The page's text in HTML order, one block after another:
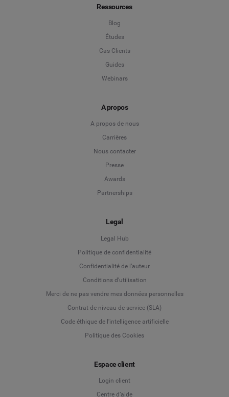
Ressources
Blog
Études
Cas Clients
Guides
Webinars
A propos
A propos de nous
Carrières
Nous contacter
Presse
Awards
Partnerships
Legal
Legal Hub
Politique de confidentialité
Confidentialité de l’auteur
Conditions d’utilisation
Merci de ne pas vendre mes données personnelles
Contrat de niveau de service (SLA)
Code éthique de l'intelligence artificielle
Politique des Cookies
Espace client
Login client
Centre d’aide
English
Español